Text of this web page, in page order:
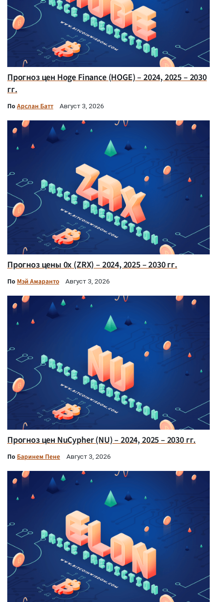
Прогноз цен Hoge Finance (HOGE) – 2024, 2025 – 2030
гг.
По Арслан Батт Август 3, 2026
Прогноз цены 0x (ZRX) – 2024, 2025 – 2030 гг.
По Мэй Амаранто Август 3, 2026
Прогноз цен NuCypher (NU) – 2024, 2025 – 2030 гг.
По Баринем Пене Август 3, 2026